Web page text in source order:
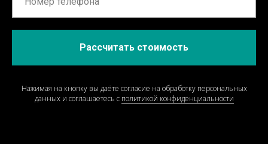
Рассчитать стоимость
Нажимая на кнопку вы даёте согласие на обработку персональных
данных и соглашаетесь c политикой конфиденциальности